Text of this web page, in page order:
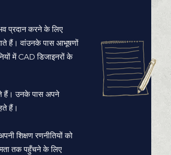
प्रदान करने के लिए
हैं। वांउनके पास आभूषणों
में CAD डिजाइनरों के
हैं। उनके पास अपने
हैं।
शिक्षण रणनीतियों को
तक पहुँचने के लिए